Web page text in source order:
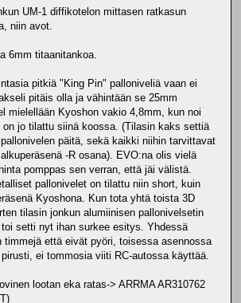
UM-1 diffikotelon mittasen ratkasun
niin avot.
6mm titaanitankoa.
pitkiä "King Pin" palloniveliä vaan ei
pitäis olla ja vähintään se 25mm
mielellään Kyoshon vakio 4,8mm, kun noi
on jo tilattu siinä koossa. (Tilasin kaks settiä
päitä, sekä kaikki niihin tarvittavat
-R osana). EVO:na olis vielä
pomppas sen verran, että jäi välistä.
pallonivelet on tilattu niin short, kuin
Kyoshona. Kun tota yhtä toista 3D
tilasin jonkun alumiinisen pallonivelsetin
setti nyt ihan surkee esitys. Yhdessä
timmejä että eivät pyöri, toisessa asennossa
ei tommosia viiti RC-autossa käyttää.
lootan eka ratas-> ARRMA AR310762